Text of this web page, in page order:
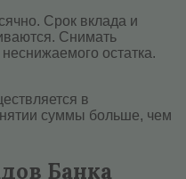
Срок вклада и
Снимать
остатка.
в
суммы больше, чем
Банка